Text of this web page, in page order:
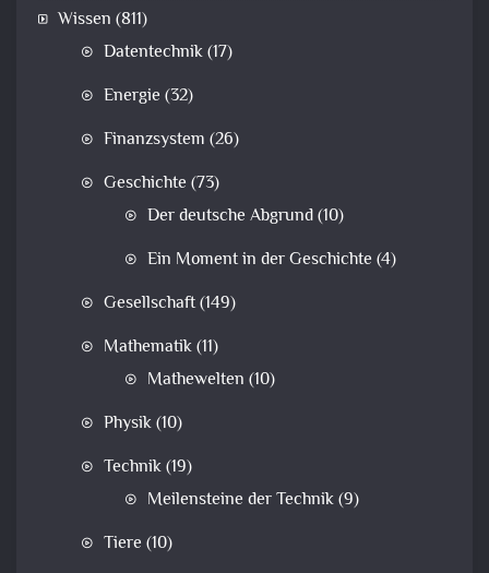
Wissen (811)
Datentechnik(17)
Energie (32)
Finanzsystem (26)
Geschichte (73)
Der deutsche Abgrund(10)
Ein Moment in der Geschichte (4)
Gesellschaft(149)
Mathematik(11)
Mathewelten (10)
Physik(10)
Technik(19)
Meilensteine der Technik(9)
Tiere (10)